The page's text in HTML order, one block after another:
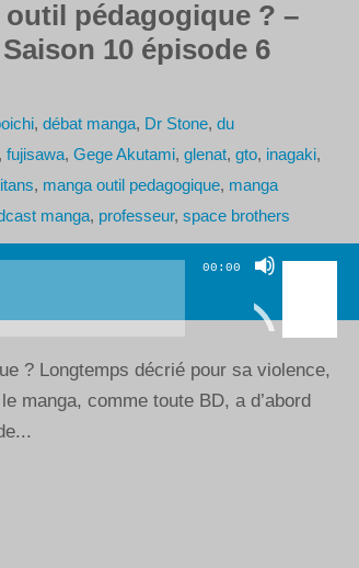
pédagogique ? –
Saison 10 épisode 6
, débat manga, Dr Stone, du
fujisawa, Gege Akutami, glenat, gto, inagaki,
, manga outil pedagogique, manga
manga, professeur, space brothers
00:00
Utilisez
flèches
pour
augmenter
? Longtemps décrié pour sa violence,
manga, comme toute BD, a d’abord